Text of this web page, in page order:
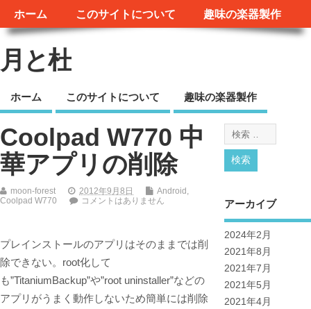
ホーム このサイトについて 趣味の楽器製作
月と杜
ホーム このサイトについて 趣味の楽器製作
Coolpad W770 中
華アプリの削除
moon-forest 2012年9月8日 Android ,
Coolpad W770
コメントはありません
プレインストールのアプリはそのままでは削
除できない。root化して
も”TitaniumBackup”や”root uninstaller”などの
アプリがうまく動作しないため簡単には削除
アーカイブ
2024年2月
2021年8月
2021年7月
2021年5月
2021年4月